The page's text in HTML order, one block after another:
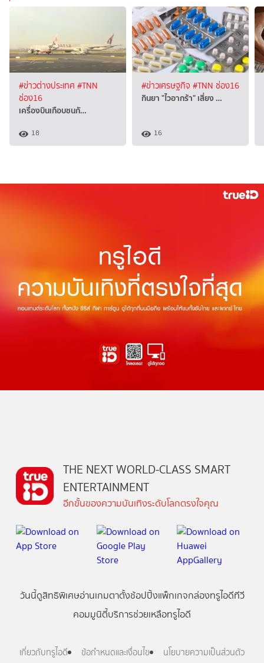
#ข่าวต่างประเทศ #TNN
ช่อง16
เครื่องบินเกือบชนกั…
18
#ข่าวเศรษฐกิจ #TNN ช่อง16
กินยา "ไวอากร้า" เสี่ยง …
16
THE NEXT WORLD-CLASS SMART
ENTERTAINMENT
อีกขั้นของความบันเทิงระดับโลกตรงใจคุณ
วันนี้ดูสิทธิพิเศษอ่านเกมตาตั้งช้อปปิ้งแพ็กเกจกล่องทรูไอดีทีวี
คอมมูนิตี้บริการช่วยเหลือทรูไอดี
เกี่ยวกับทรูไอดี ข้อกำหนดและเงื่อนไข นโยบายความเป็นส่วนตัว